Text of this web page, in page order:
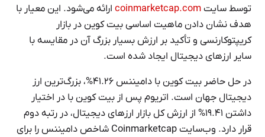
توسط سایتcoinmarketcap.comارائه می‌شود. این معیار با
هدف نشان دادن ماهیت اساسی بیت کوین در بازار
کریپتوکارنسی و تأکید بر ارزش بسیار بزرگ آن در مقایسه با
سایر ارزهای دیجیتال ایجاد شده است.
در حل حاضر بیت کوین با دامیننس ۴۱.۲۶%، بزرگ‌ترین ارز
دیجیتال جهان است. اتریوم پس از بیت کوین با در اختیار
داشتن ۱۹.۴۱% از ارزش کل بازار ارزهای دیجیتال، در رتبه دوم
قرار دارد. وب‌سایت Coinmarketcap شاخص دامیننس را برای